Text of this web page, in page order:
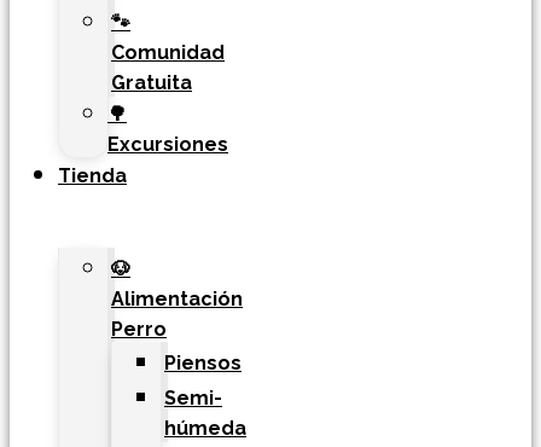
🐾
Comunidad
Gratuita
🌳
Excursiones
Tienda
🐶
Alimentación
Perro
Piensos
Semi-
húmeda